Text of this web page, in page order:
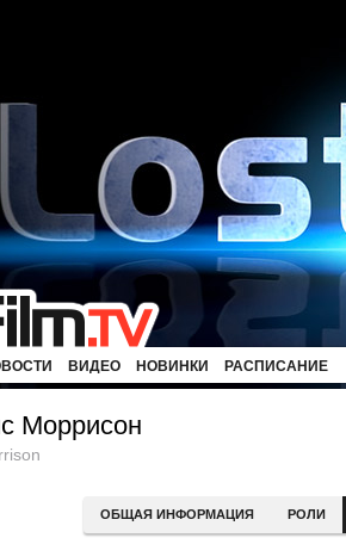
ВИДЕО НОВИНКИ РАСПИСАНИЕ
Моррисон
ОБЩАЯ ИНФОРМАЦИЯ РОЛИ